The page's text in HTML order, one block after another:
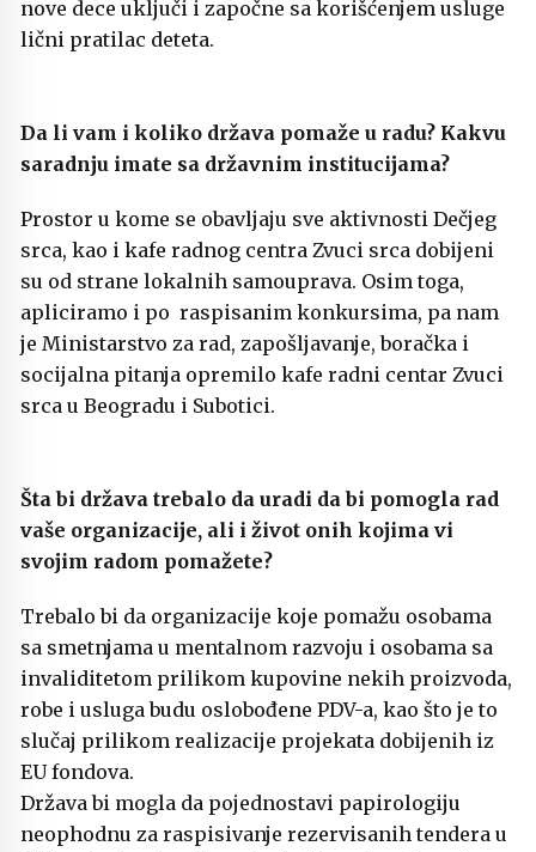
nove dece uključi i započne sa korišćenjem usluge
lični pratilac deteta.
Da li vam i koliko država pomaže u radu? Kakvu
saradnju imate sa državnim institucijama?
Prostor u kome se obavljaju sve aktivnosti Dečjeg
srca, kao i kafe radnog centra Zvuci srca dobijeni
su od strane lokalnih samouprava. Osim toga,
apliciramo i po raspisanim konkursima, pa nam
je Ministarstvo za rad, zapošljavanje, boračka i
socijalna pitanja opremilo kafe radni centar Zvuci
srca u Beogradu i Subotici.
Šta bi država trebalo da uradi da bi pomogla rad
vaše organizacije, ali i život onih kojima vi
svojim radom pomažete?
Trebalo bi da organizacije koje pomažu osobama
sa smetnjama u mentalnom razvoju i osobama sa
invaliditetom prilikom kupovine nekih proizvoda,
robe i usluga budu oslobođene PDV-a, kao što je to
slučaj prilikom realizacije projekata dobijenih iz
EU fondova.
Država bi mogla da pojednostavi papirologiju
neophodnu za raspisivanje rezervisanih tendera u